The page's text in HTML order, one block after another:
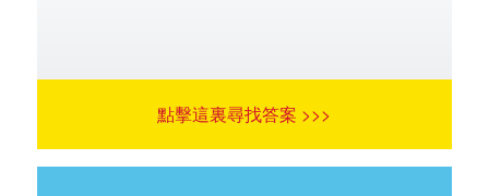
點擊這裏尋找答案 >>>